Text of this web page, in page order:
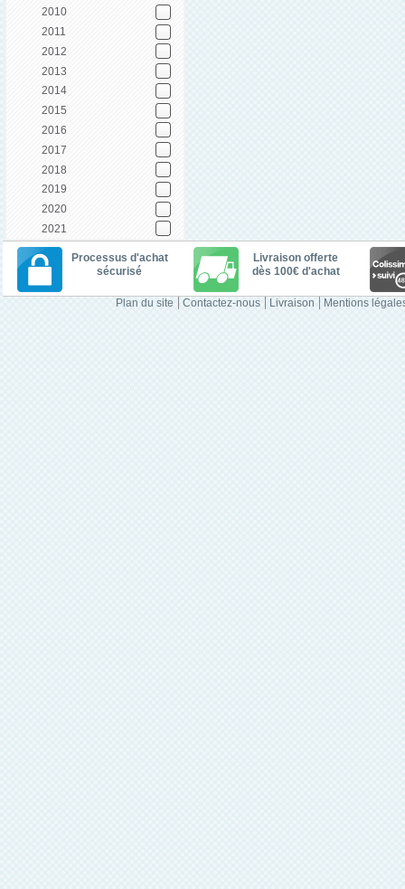
2010
2011
2012
2013
2014
2015
2016
2017
2018
2019
2020
2021
Processus d'achat
sécurisé
Livraison offerte
dès 100€ d'achat
Plan du site Contactez-nous Livraison Mentions